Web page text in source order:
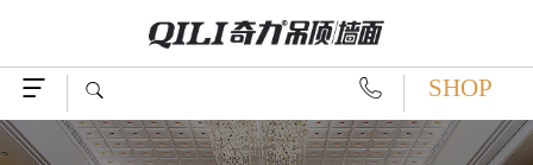
   SHOP